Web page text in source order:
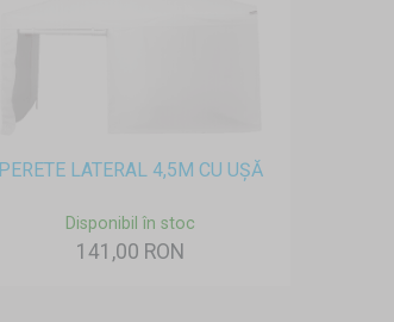
PERETE LATERAL 4,5M CU UȘĂ
Disponibil în stoc
141,00 RON